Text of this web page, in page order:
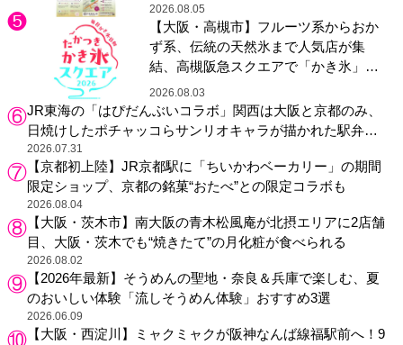
2026.08.05
【大阪・高槻市】フルーツ系からおか
ず系、伝統の天然氷まで人気店が集
結、高槻阪急スクエアで「かき氷」祭
り
2026.08.03
JR東海の「はぴだんぶいコラボ」関西は大阪と京都のみ、
日焼けしたポチャッコらサンリオキャラが描かれた駅弁や
グッズが登場
2026.07.31
【京都初上陸】JR京都駅に「ちいかわベーカリー」の期間
限定ショップ、京都の銘菓“おたべ”との限定コラボも
2026.08.04
【大阪・茨木市】南大阪の青木松風庵が北摂エリアに2店舗
目、大阪・茨木でも“焼きたて”の月化粧が食べられる
2026.08.02
【2026年最新】そうめんの聖地・奈良＆兵庫で楽しむ、夏
のおいしい体験「流しそうめん体験」おすすめ3選
2026.06.09
【大阪・西淀川】ミャクミャクが阪神なんば線福駅前へ！9